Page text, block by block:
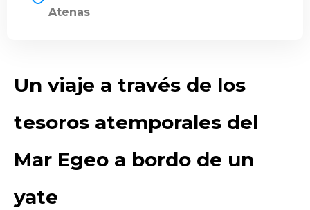
Atenas
Un viaje a través de los
tesoros atemporales del
Mar Egeo a bordo de un
yate